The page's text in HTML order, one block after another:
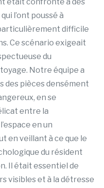
l’ont poussé à
difficile
Ce scénario exigeait
du
Notre équipe a
des pièces densément
en se
entre la
en un
en veillant à ce que le
du résident
Il était essentiel de
visibles et à la détresse